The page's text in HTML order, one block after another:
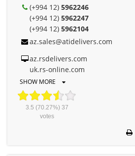
(+994 12) 5962246
(+994 12) 5962247
(+994 12) 5962104
az.sales@atidelivers.com
az.rsdelivers.com
uk.rs-online.com
SHOW MORE
3.5 (70.27%) 37
votes